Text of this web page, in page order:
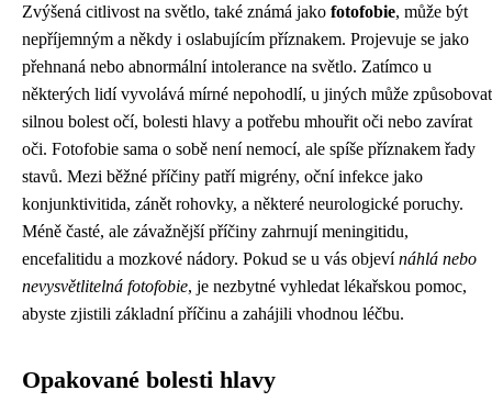
Zvýšená citlivost na světlo, také známá jako fotofobie, může být
nepříjemným a někdy i oslabujícím příznakem. Projevuje se jako
přehnaná nebo abnormální intolerance na světlo. Zatímco u
některých lidí vyvolává mírné nepohodlí, u jiných může způsobovat
silnou bolest očí, bolesti hlavy a potřebu mhouřit oči nebo zavírat
oči. Fotofobie sama o sobě není nemocí, ale spíše příznakem řady
stavů. Mezi běžné příčiny patří migrény, oční infekce jako
konjunktivitida, zánět rohovky, a některé neurologické poruchy.
Méně časté, ale závažnější příčiny zahrnují meningitidu,
encefalitidu a mozkové nádory. Pokud se u vás objevínáhlá nebo
nevysvětlitelná fotofobie, je nezbytné vyhledat lékařskou pomoc,
abyste zjistili základní příčinu a zahájili vhodnou léčbu.
Opakované bolesti hlavy